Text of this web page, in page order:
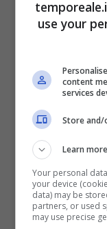
use your
content
services
Store and/
Learn more
Your personal
your device
data) may be
partners, or used
may use precise